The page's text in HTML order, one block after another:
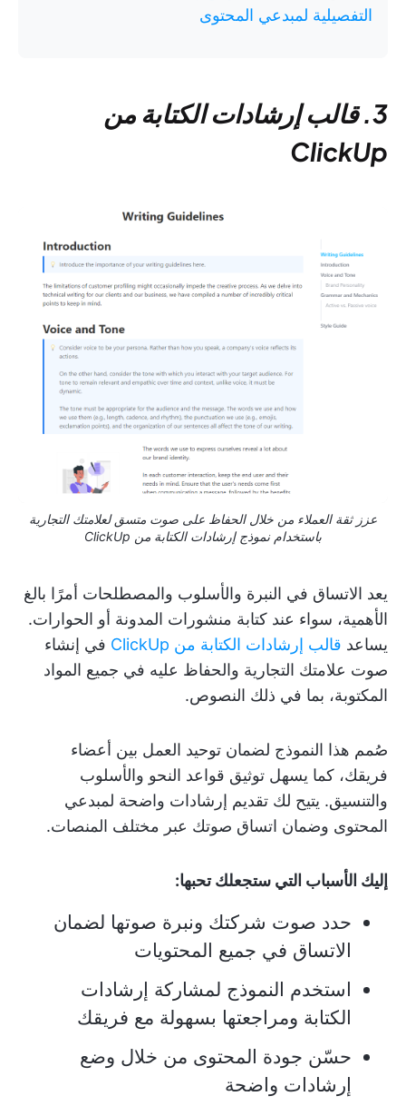
التفصيلية لمبدعي المحتوى
3. قالب إرشادات الكتابة من
ClickUp
عزز ثقة العملاء من خلال الحفاظ على صوت متسق لعلامتك التجارية
باستخدام نموذج إرشادات الكتابة من ClickUp
يعد الاتساق في النبرة والأسلوب والمصطلحات أمرًا بالغ
الأهمية، سواء عند كتابة منشورات المدونة أو الحوارات.
يساعد قالب إرشادات الكتابة من ClickUp
في إنشاء
صوت علامتك التجارية والحفاظ عليه في جميع المواد
المكتوبة، بما في ذلك النصوص.
صُمم هذا النموذج لضمان توحيد العمل بين أعضاء
فريقك، كما يسهل توثيق قواعد النحو والأسلوب
والتنسيق. يتيح لك تقديم إرشادات واضحة لمبدعي
المحتوى وضمان اتساق صوتك عبر مختلف المنصات.
إليك الأسباب التي ستجعلك تحبها:
حدد صوت شركتك ونبرة صوتها لضمان
الاتساق في جميع المحتويات
استخدم النموذج لمشاركة إرشادات
الكتابة ومراجعتها بسهولة مع فريقك
حسّن جودة المحتوى من خلال وضع
إرشادات واضحة